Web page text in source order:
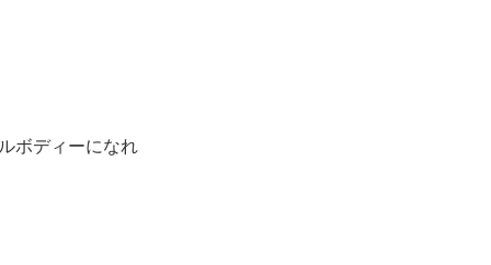
ボディーになれ